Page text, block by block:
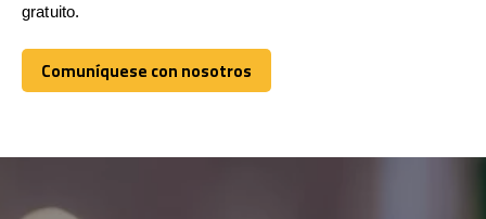
gratuito.
Comuníquese con nosotros
Comuníquese con nosotros